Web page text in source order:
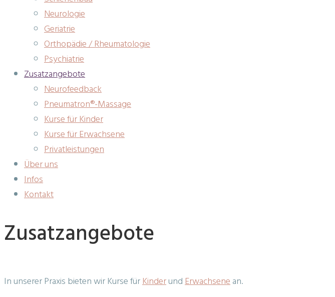
Neurologie
Geriatrie
Orthopädie / Rheumatologie
Psychiatrie
Zusatzangebote
Neurofeedback
Pneumatron®-Massage
Kurse für Kinder
Kurse für Erwachsene
Privatleistungen
Über uns
Infos
Kontakt
Zusatzangebote
Zusatzangebote
In unserer Praxis bieten wir Kurse fürKinderundErwachsenean.